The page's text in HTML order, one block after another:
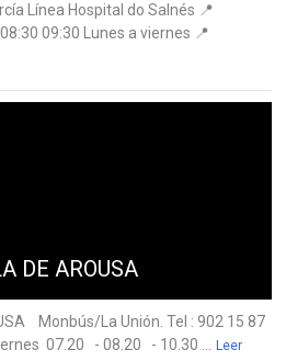
Línea Hospital do Salnés 📍
09:30 Lunes a viernes 📍
DE AROUSA
Monbús/La Unión. Tel : 902 15 87
07.20 - 08.20 - 10.30 ...
Leer